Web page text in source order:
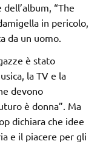
“The
in pericolo,
da un uomo.
è stato
la TV e la
devono
è donna”. Ma
dichiara che idee
e il piacere per gli